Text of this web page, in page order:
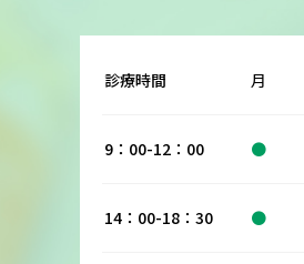
診療時間 月
9：00-12：00 ●
14：00-18：30 ●